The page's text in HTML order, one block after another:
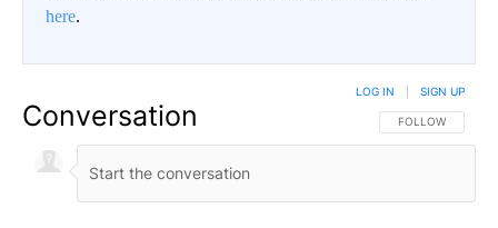
here.
Conversation FOLLOW THIS
FOLLOW
LOG IN SIGN UP